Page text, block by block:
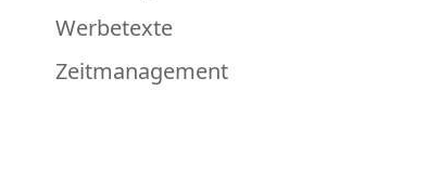
Werbetexte
Zeitmanagement